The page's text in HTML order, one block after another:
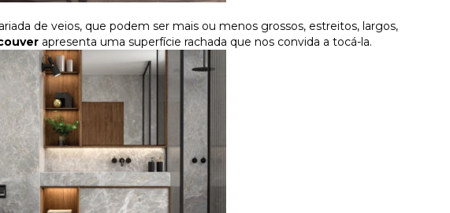
de veios, que podem ser mais ou menos grossos, estreitos, largos,
apresenta uma superfície rachada que nos convida a tocá-la.